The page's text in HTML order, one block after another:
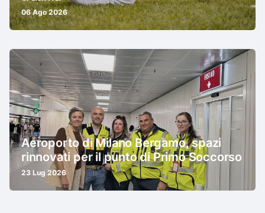
06 Ago 2026
Aeroporto di Milano Bergamo, spazi
rinnovati per il punto di Primo Soccorso
23 Lug 2026